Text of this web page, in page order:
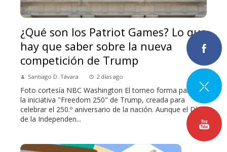
¿Qué son los Patriot Games? Lo que
hay que saber sobre la nueva
competición de Trump
Santiago D. Távara 2 días ago
Foto cortesía NBC Washington El torneo forma parte de
la iniciativa "Freedom 250" de Trump, creada para
celebrar el 250.º aniversario de la nación. Aunque el Día
de la Independen...